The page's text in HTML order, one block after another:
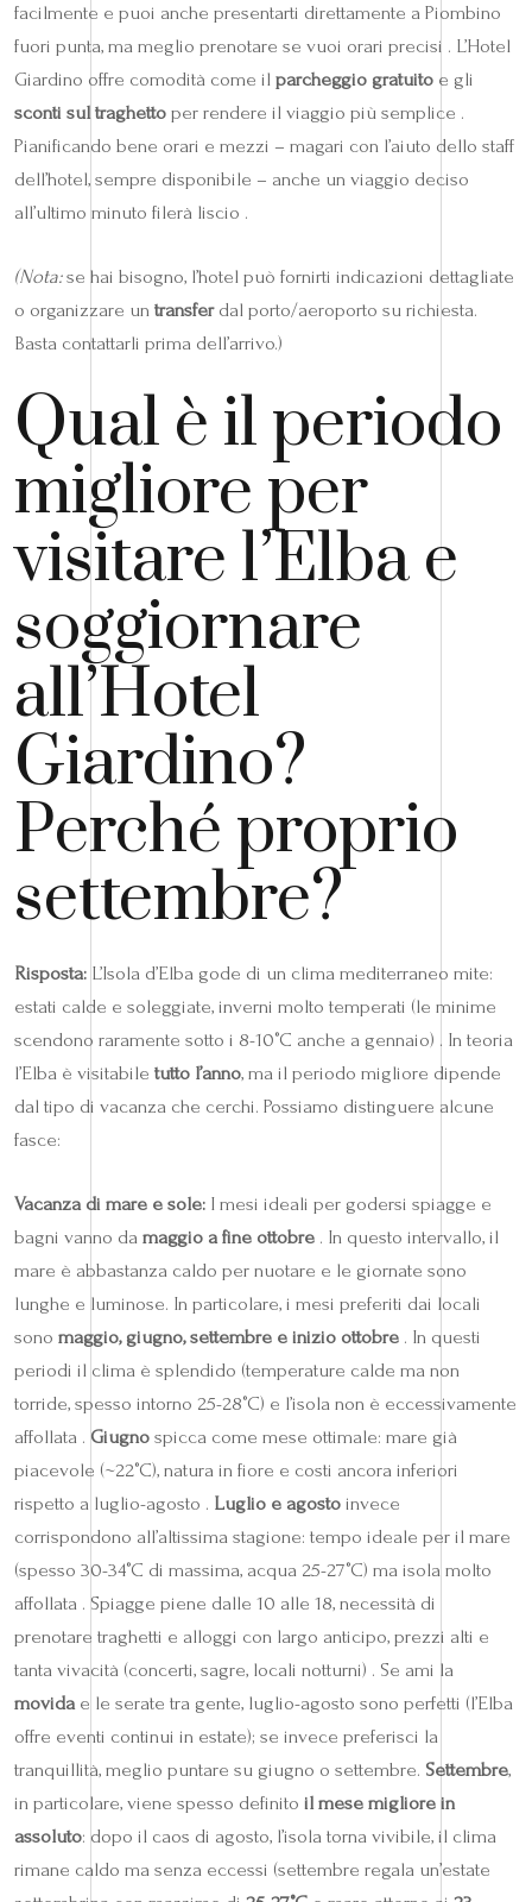
facilmente e puoi anche presentarti direttamente a Piombino
fuori punta, ma meglio prenotare se vuoi orari precisi . L’Hotel
Giardino offre comodità come il parcheggio gratuito e gli
sconti sul traghetto per rendere il viaggio più semplice .
Pianificando bene orari e mezzi – magari con l’aiuto dello staff
dell’hotel, sempre disponibile – anche un viaggio deciso
all’ultimo minuto filerà liscio .
(Nota:se hai bisogno, l’hotel può fornirti indicazioni dettagliate
o organizzare un transferdal porto/aeroporto su richiesta.
Basta contattarli prima dell’arrivo.)
Qual è il periodo
migliore per
visitare l’Elba e
soggiornare
all’Hotel
Giardino?
Perché proprio
settembre?
Risposta: L’Isola d’Elba gode di un clima mediterraneo mite:
estati calde e soleggiate, inverni molto temperati (le minime
scendono raramente sotto i 8-10°C anche a gennaio) . In teoria
l’Elba è visitabile tutto l’anno, ma il periodo migliore dipende
dal tipo di vacanza che cerchi. Possiamo distinguere alcune
fasce:
Vacanza di mare e sole: I mesi ideali per godersi spiagge e
bagni vanno da maggio a fine ottobre . In questo intervallo, il
mare è abbastanza caldo per nuotare e le giornate sono
lunghe e luminose. In particolare, i mesi preferiti dai locali
sono maggio, giugno, settembre e inizio ottobre . In questi
periodi il clima è splendido (temperature calde ma non
torride, spesso intorno 25-28°C) e l’isola non è eccessivamente
affollata . Giugno spicca come mese ottimale: mare già
piacevole (~22°C), natura in fiore e costi ancora inferiori
rispetto a luglio-agosto . Luglio e agosto invece
corrispondono all’altissima stagione: tempo ideale per il mare
(spesso 30-34°C di massima, acqua 25-27°C) ma isola molto
affollata . Spiagge piene dalle 10 alle 18, necessità di
prenotare traghetti e alloggi con largo anticipo, prezzi alti e
tanta vivacità (concerti, sagre, locali notturni) . Se ami la
movidae le serate tra gente, luglio-agosto sono perfetti (l’Elba
offre eventi continui in estate); se invece preferisci la
tranquillità, meglio puntare su giugno o settembre. Settembre,
in particolare, viene spesso definito il mese migliore in
assoluto: dopo il caos di agosto, l’isola torna vivibile, il clima
rimane caldo ma senza eccessi (settembre regala un’estate